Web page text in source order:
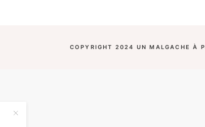
COPYRIGHT 2024 UN MALGACHE À